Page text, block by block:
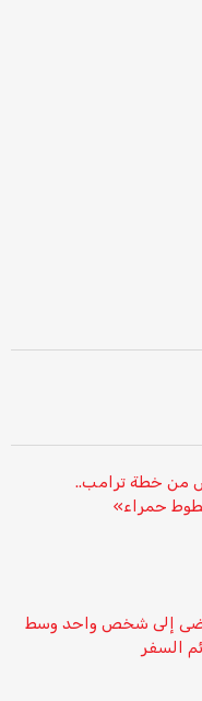
من خطة ترامب..
حمراء»
إلى شخص واحد وسط
السفر